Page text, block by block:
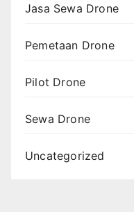
Jasa Sewa Drone
Pemetaan Drone
Pilot Drone
Sewa Drone
Uncategorized